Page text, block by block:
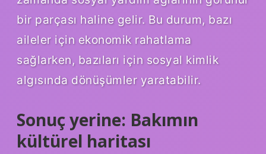
bir parçası haline gelir. Bu durum, bazı
aileler için ekonomik rahatlama
sağlarken, bazıları için sosyal kimlik
algısında dönüşümler yaratabilir.
Sonuç yerine: Bakımın
kültürel haritası